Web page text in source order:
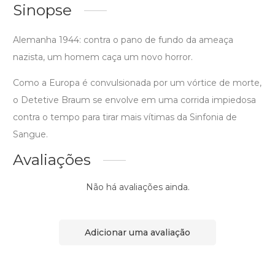
Sinopse
Alemanha 1944: contra o pano de fundo da ameaça
nazista, um homem caça um novo horror.
Como a Europa é convulsionada por um vórtice de morte,
o Detetive Braum se envolve em uma corrida impiedosa
contra o tempo para tirar mais vítimas da Sinfonia de
Sangue.
Avaliações
Não há avaliações ainda.
Adicionar uma avaliação